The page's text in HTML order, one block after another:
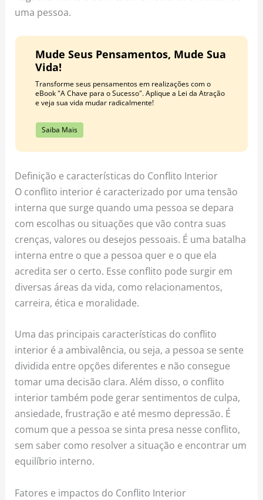
uma pessoa.
Mude Seus Pensamentos, Mude Sua
Vida!
Transforme seus pensamentos em realizações com o
eBook "A Chave para o Sucesso". Aplique a Lei da Atração
e veja sua vida mudar radicalmente!
Saiba Mais
Definição e características do Conflito Interior
O conflito interior é caracterizado por uma tensão
interna que surge quando uma pessoa se depara
com escolhas ou situações que vão contra suas
crenças, valores ou desejos pessoais. É uma batalha
interna entre o que a pessoa quer e o que ela
acredita ser o certo. Esse conflito pode surgir em
diversas áreas da vida, como relacionamentos,
carreira, ética e moralidade.
Uma das principais características do conflito
interior é a ambivalência, ou seja, a pessoa se sente
dividida entre opções diferentes e não consegue
tomar uma decisão clara. Além disso, o conflito
interior também pode gerar sentimentos de culpa,
ansiedade, frustração e até mesmo depressão. É
comum que a pessoa se sinta presa nesse conflito,
sem saber como resolver a situação e encontrar um
equilíbrio interno.
Fatores e impactos do Conflito Interior